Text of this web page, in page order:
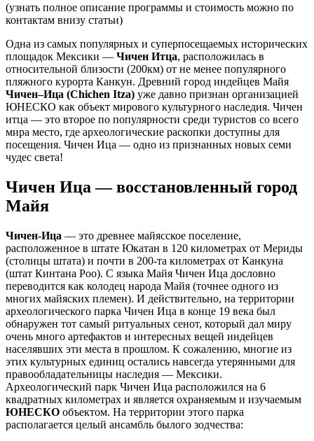
(узнать полное описание программы и стоимость можно по
контактам внизу статьи)
Одна из самых популярных и суперпосещаемых исторических
площадок Мексики — Чичен Итца, расположилась в
относительной близости (200км) от не менее популярного
пляжного курорта Канкун. Древний город индейцев Майя
Чичен–Ица (Chichen Itza) уже давно признан организацией
ЮНЕСКО как объект мирового культурного наследия. Чичен
итца — это второе по популярности среди туристов со всего
мира место, где археологические раскопки доступны для
посещения. Чичен Ица — одно из признанных новых семи
чудес света!
Чичен Ица — восстановленный город
Майя
Чичен-Ица — это древнее майясское поселение,
расположенное в штате Юкатан в 120 километрах от Мериды
(столицы штата) и почти в 200-та километрах от Канкуна
(штат Кинтана Роо). С языка Майя Чичен Ица дословно
переводится как колодец народа Майя (точнее одного из
многих майяских племен). И действительно, на территории
археологического парка Чичен Ица в конце 19 века был
обнаружен тот самый ритуальных сенот, который дал миру
очень много артефактов и интересных вещей индейцев
населявших эти места в прошлом. К сожалению, многие из
этих культурных единиц остались навсегда утерянными для
правообладательницы наследия — Мексики.
Археологический парк Чичен Ица расположился на 6
квадратных километрах и является охраняемым и изучаемым
ЮНЕСКО объектом. На территории этого парка
располагается целый ансамбль былого зодчества: